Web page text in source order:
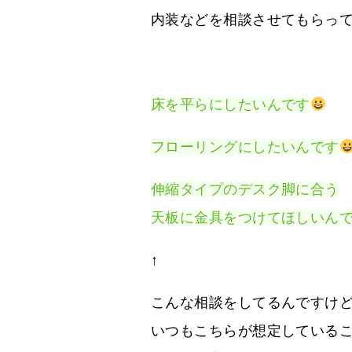
内装などを相談させてもらって
床を平らにしたいんです
フローリングにしたいんです
伸縮タイプのデスク脚に合う
天板に金具をつけてほしいん
↑
こんな相談をしてるんですけ
いつもこちらが想定している